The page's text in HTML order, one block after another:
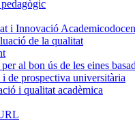
i Innovació
de la qualitat
al bon ús de les eines
de prospectiva universitària
i qualitat acadèmica